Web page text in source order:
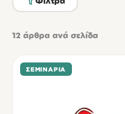
12 άρθρα ανά σελίδα
ΣΕΜΙΝΆΡΙΑ